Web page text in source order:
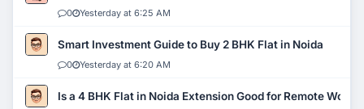
0 Yesterday at 6:25 AM
Smart Investment Guide to Buy 2 BHK Flat in Noida
0 Yesterday at 6:20 AM
Is a 4 BHK Flat in Noida Extension Good for Remote Work?